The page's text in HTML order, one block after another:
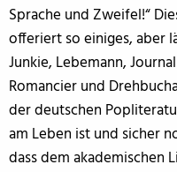
Sprache und Zweifel!“
offeriert so einiges, aber
Junkie, Lebemann,
Romancier und
der deutschen
am Leben ist und sicher
dass dem akademischen